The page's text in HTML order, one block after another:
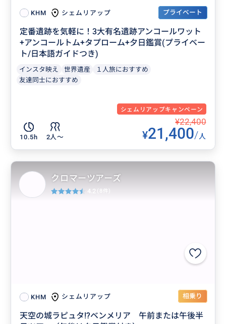
KHM シェムリアップ プライベート
定番遺跡を気軽に！3大有名遺跡アンコールワット
+アンコールトム+タプローム+夕日鑑賞(プライベー
ト/日本語ガイドつき)
インスタ映え 世界遺産
１人旅におすすめ
友達同士におすすめ
シェムリアップキャンペーン
10.5h 2人〜
¥22,400
¥21,400/人
KHM シェムリアップ 相乗り
天空の城ラピュタ!?ベンメリア 午前または午後半
クロマーツアーズ
4.2 (8件)